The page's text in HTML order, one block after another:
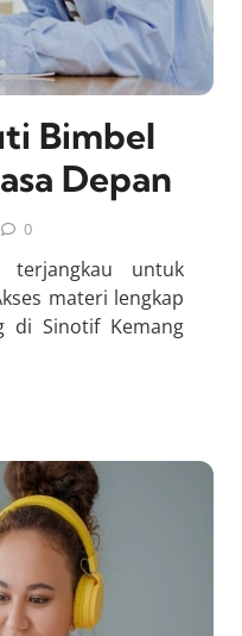
Bimbel
Depan
0
untuk
materi lengkap
di Sinotif Kemang